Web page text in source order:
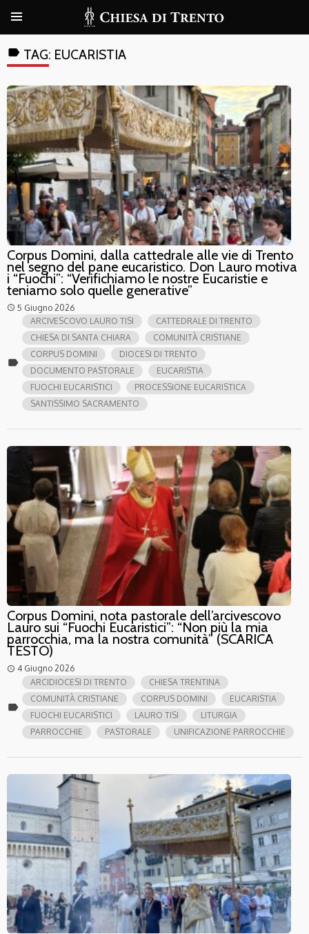
label TAG: EUCARISTIA
Corpus Domini, dalla cattedrale alle vie di Trento
nel segno del pane eucaristico. Don Lauro motiva
i “Fuochi”: “Verifichiamo le nostre Eucaristie e
teniamo solo quelle generative”
access_time 5 Giugno 2026
label
ARCIVESCOVO LAURO TISI
CATTEDRALE DI TRENTO
CHIESA DI SANTA CHIARA
COMUNITÀ CRISTIANE
CORPUS DOMINI
DIOCESI DI TRENTO
DOCUMENTO PASTORALE
EUCARISTIA
FUOCHI EUCARISTICI
PROCESSIONE EUCARISTICA
SANTISSIMO SACRAMENTO
Corpus Domini, nota pastorale dell’arcivescovo
Lauro sui “Fuochi Eucaristici”: “Non più la mia
parrocchia, ma la nostra comunità” (SCARICA
TESTO)
access_time 4 Giugno 2026
label
ARCIDIOCESI DI TRENTO
CHIESA TRENTINA
COMUNITÀ CRISTIANE
CORPUS DOMINI
EUCARISTIA
FUOCHI EUCARISTICI
LAURO TISI
LITURGIA
PARROCCHIE
PASTORALE UNIFICAZIONE PARROCCHIE